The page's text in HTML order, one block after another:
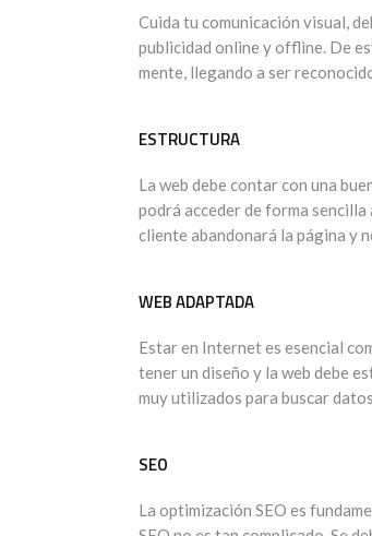
Cuida tu comunicación visual,
publicidad online y offline. De
mente, llegando a ser
ESTRUCTURA
La web debe contar con una
podrá acceder de forma sencilla
cliente abandonará la página y
WEB ADAPTADA
Estar en Internet es esencial
tener un diseño y la web debe
muy utilizados para buscar
SEO
La optimización SEO es